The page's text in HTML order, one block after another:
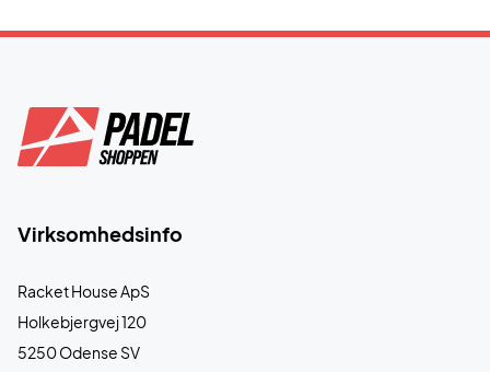
Virksomhedsinfo
Racket House ApS
Holkebjergvej 120
5250 Odense SV